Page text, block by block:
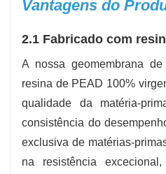
Vantagens do
2.1 Fabricado com
A nossa geomembrana
resina de PEAD 100%
qualidade da matéria-
consistência do
exclusiva de matérias-
na resistência